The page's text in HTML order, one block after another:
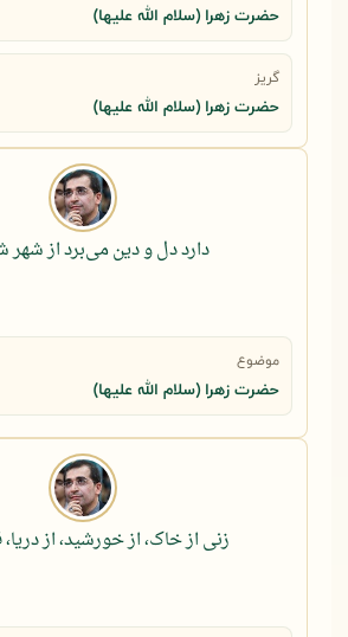
حضرت زهرا (سلام الله علیها)
گریز
حضرت زهرا (سلام الله علیها)
دارد دل و دین می‌برد از شهر
موضوع
حضرت زهرا (سلام الله علیها)
زنی از خاک، از خورشید، از